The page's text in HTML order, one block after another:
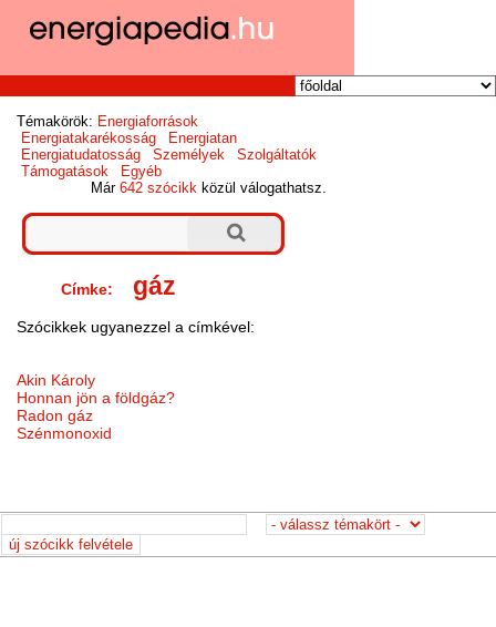
Témakörök: Energiaforrások
Energiatakarékosság
Energiatan
Energiatudatosság
Személyek
Szolgáltatók
Támogatások
Egyéb
Már642 szócikk közül válogathatsz.
Címke: gáz
Szócikkek ugyanezzel a címkével:
Akin Károly
Honnan jön a földgáz?
Radon gáz
Szénmonoxid